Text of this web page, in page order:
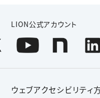
LION公式アカウント
ウェブアクセシビリティ